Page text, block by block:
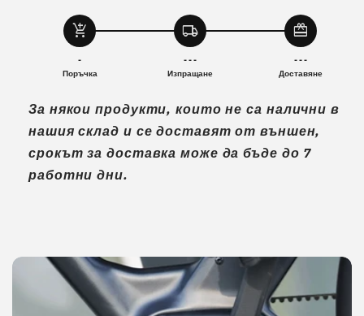
P275
Pro
250W
разположен
мотор,
до
260
разположен
мотор,
до
260
add_shopping_cart
-
Поръчка
local_shipping
- - -
Изпращане
redeem
- - -
Доставяне
За някои продукти, които не са налични в
нашия склад и се доставят от външен,
срокът за доставка може да бъде до 7
работни дни.